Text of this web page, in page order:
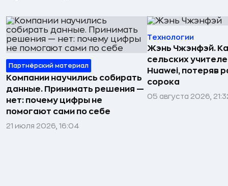
Партнёрский материал
Компании научились собирать
данные. Принимать решения —
нет: почему цифры не
помогают сами по себе
21 июля 2026, 16:04
Технологии
Жэнь Чжэнфэй.
сельских
Huawei, потеряв
сорока
05 августа 2026,